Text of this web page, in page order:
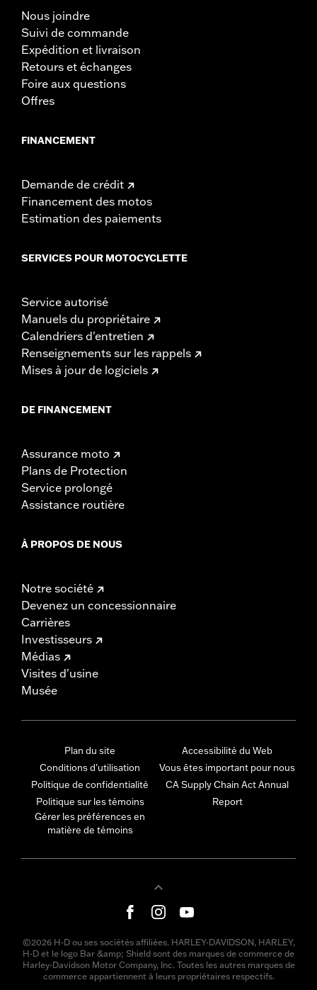
Nous joindre
Suivi de commande
Expédition et livraison
Retours et échanges
Foire aux questions
Offres
FINANCEMENT
Demande de crédit
Financement des motos
Estimation des paiements
SERVICES POUR MOTOCYCLETTE
Service autorisé
Manuels du propriétaire
Calendriers d'entretien
Renseignements sur les rappels
Mises à jour de logiciels
DE FINANCEMENT
Assurance moto
Plans de Protection
Service prolongé
Assistance routière
À PROPOS DE NOUS
Notre société
Devenez un concessionnaire
Carrières
Investisseurs
Médias
Visites d'usine
Musée
Plan du site
Conditions d'utilisation
Politique de confidentialité
Politique sur les témoins
Gérer les préférences en
matière de témoins
Accessibilité du Web
Vous êtes important pour nous
CA Supply Chain Act Annual
Report
©2026 H-D ou ses sociétés affiliées. HARLEY-DAVIDSON, HARLEY,
H-D et le logo Bar &amp; Shield sont des marques de commerce de
Harley-Davidson Motor Company, Inc. Toutes les autres marques de
commerce appartiennent à leurs propriétaires respectifs.